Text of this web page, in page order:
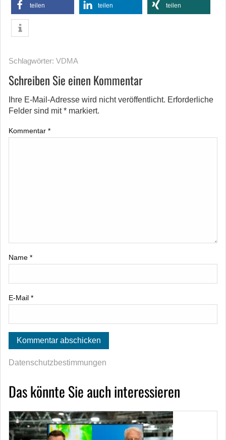
teilen teilen teilen
Schlagwörter: VDMA
Schreiben Sie einen Kommentar
Ihre E-Mail-Adresse wird nicht veröffentlicht. Erforderliche
Felder sind mit* markiert.
Kommentar *
Name *
E-Mail *
Datenschutzbestimmungen
Das könnte Sie auch interessieren